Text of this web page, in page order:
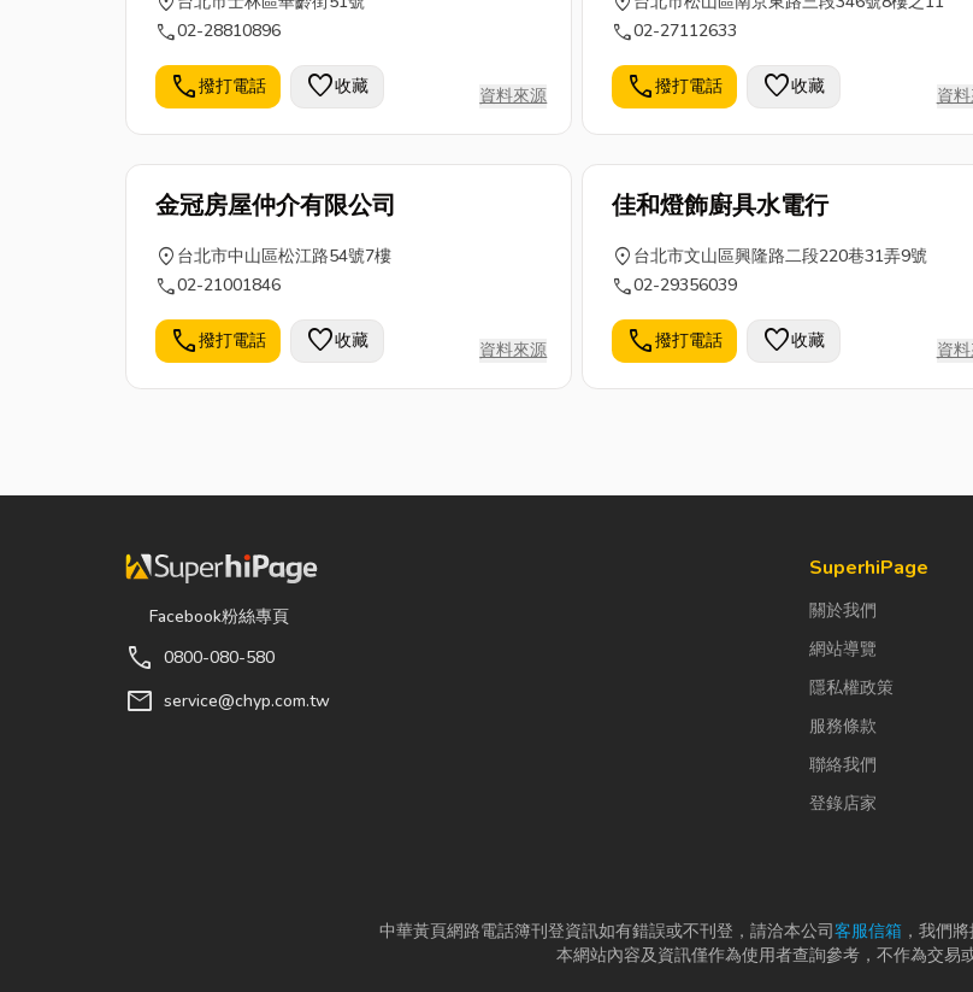
call02-28810896
call撥打電話 favorite收藏 資料來源
call02-27112633
call撥打電話 favorite收藏 資
金冠房屋仲介有限公司
location_on 台北市中山區松江路54號7樓
call02-21001846
call撥打電話 favorite收藏 資料來源
佳和燈飾廚具水電行
location_on 台北市文山區興隆路二段220巷31弄9號
call02-29356039
call撥打電話 favorite收藏 資
Facebook粉絲專頁
call 0800-080-580
mail service@chyp.com.tw
SuperhiPage
關於我們
網站導覽
隱私權政策
服務條款
聯絡我們
登錄店家
中華黃頁網路電話簿刊登資訊如有錯誤或不刊登，請洽本公司客服信箱 ，我們
本網站內容及資訊僅作為使用者查詢參考，不作為交易